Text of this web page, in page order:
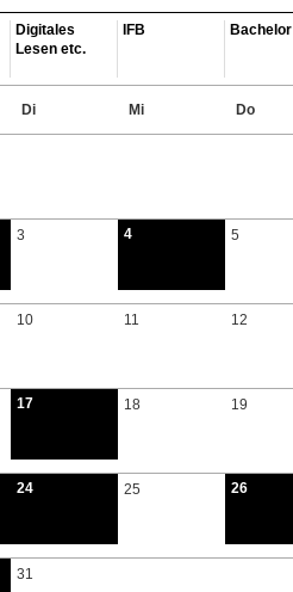
Digitales
Lesen etc.
IFB Bachelor
Di Mi Do
3 4 5
10 11 12
17 18 19
24 25 26
31